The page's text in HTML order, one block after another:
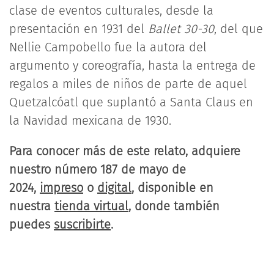
clase de eventos culturales, desde la
presentación en 1931 del Ballet 30-30, del que
Nellie Campobello fue la autora del
argumento y coreografía, hasta la entrega de
regalos a miles de niños de parte de aquel
Quetzalcóatl que suplantó a Santa Claus en
la Navidad mexicana de 1930.
Para conocer más de este relato, adquiere
nuestro número 187 de mayo de
2024, impreso o digital, disponible en
nuestra tienda virtual, donde también
puedes suscribirte.